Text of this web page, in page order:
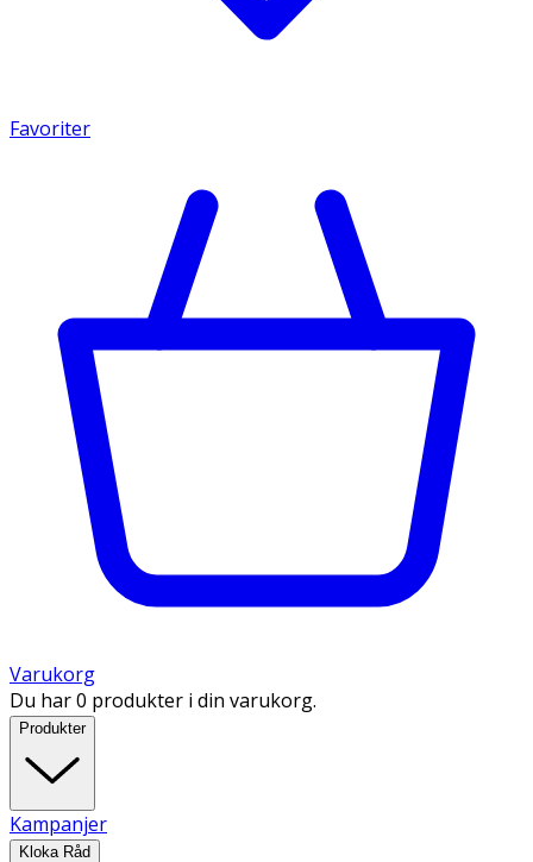
Favoriter
Varukorg
Du har 0 produkter i din varukorg.
Produkter
Kampanjer
Kloka Råd